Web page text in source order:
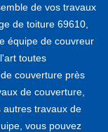
de vos travaux
de toiture 69610,
équipe de couvreur
toutes
couverture près
de couverture,
autres travaux de
vous pouvez